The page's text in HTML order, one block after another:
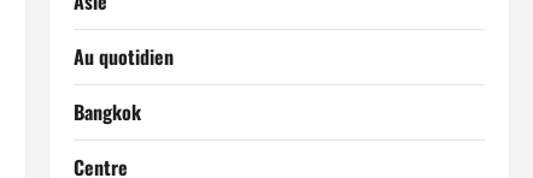
Au quotidien
Bangkok
Centre